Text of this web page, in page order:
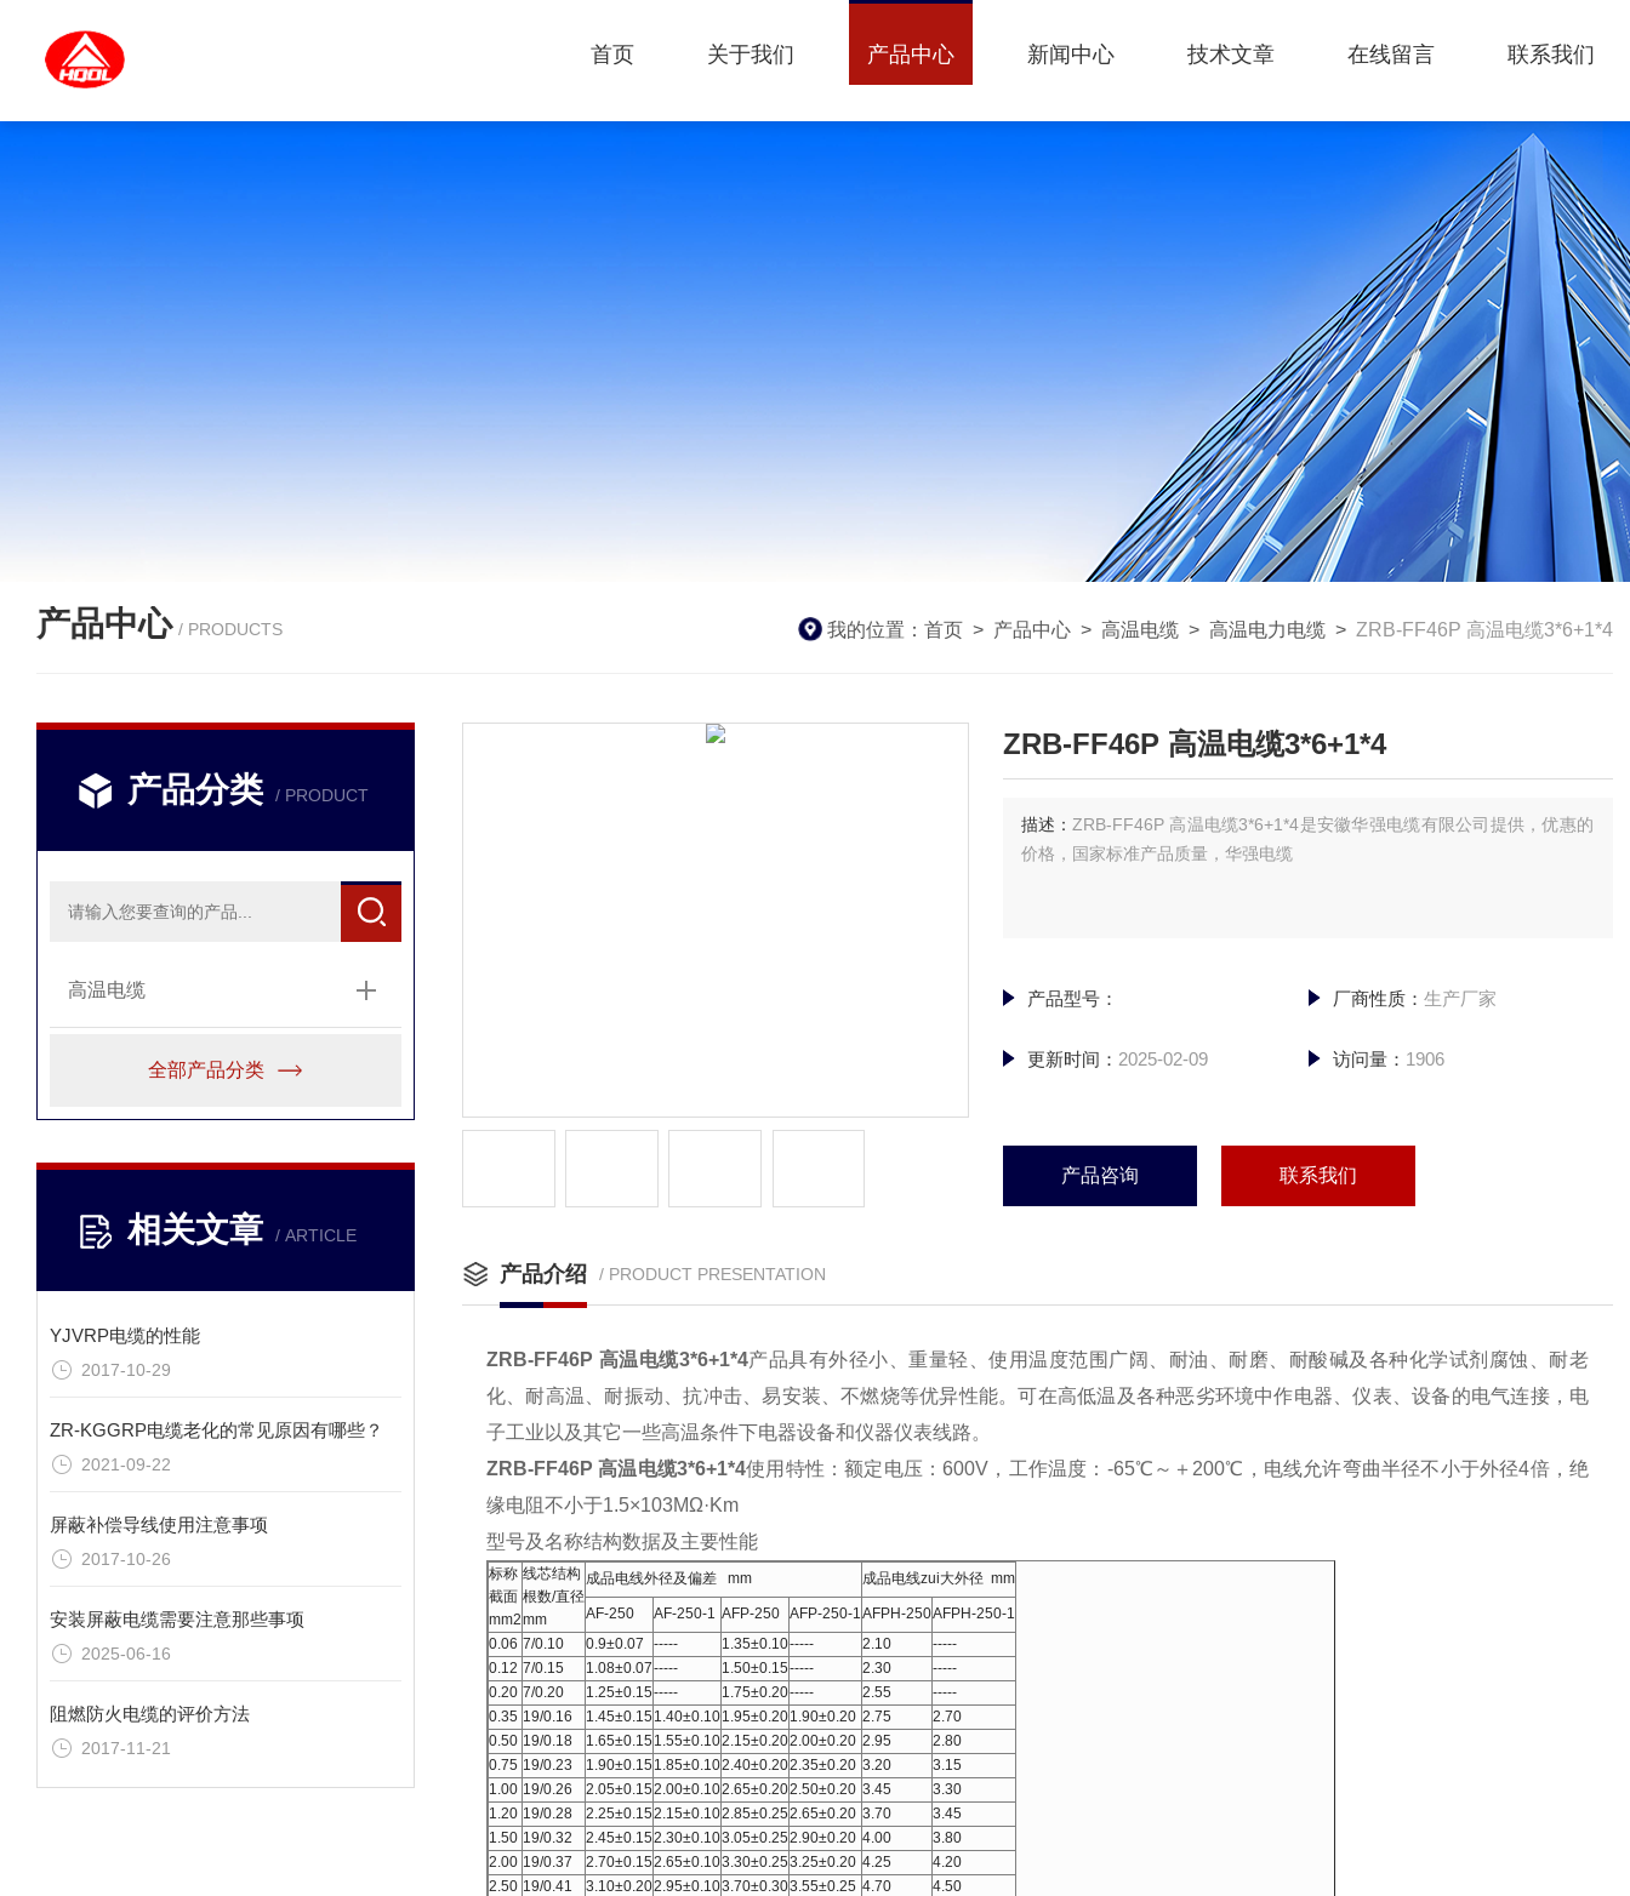
首页 关于我们 产品中心 新闻中心 技术文章 在线留言 联系我们
产品中心 / PRODUCTS 我的位置： 首页 > 产品中心 > 高温电缆 > 高温电力电缆 > ZRB-FF46P 高温电缆3*6+1*4
产品分类 / PRODUCT
高温电缆
全部产品分类
相关文章 / ARTICLE
YJVRP电缆的性能
2017-10-29
ZR-KGGRP电缆老化的常见原因有哪些？
2021-09-22
屏蔽补偿导线使用注意事项
2017-10-26
安装屏蔽电缆需要注意那些事项
2025-06-16
阻燃防火电缆的评价方法
2017-11-21
ZRB-FF46P 高温电缆3*6+1*4
描述： ZRB-FF46P 高温电缆3*6+1*4是安徽华强电缆有限公司提供，优惠的
价格，国家标准产品质量，华强电缆
产品型号： 厂商性质： 生产厂家
更新时间： 2025-02-09 访问量： 1906
产品咨询 联系我们
产品介绍 / PRODUCT PRESENTATION
ZRB-FF46P 高温电缆3*6+1*4产品具有外径小、重量轻、使用温度范围广阔、耐油、耐磨、耐酸碱及各种化学试剂腐蚀、耐老
化、耐高温、耐振动、抗冲击、易安装、不燃烧等优异性能。可在高低温及各种恶劣环境中作电器、仪表、设备的电气连接，电
子工业以及其它一些高温条件下电器设备和仪器仪表线路。
ZRB-FF46P 高温电缆3*6+1*4使用特性：额定电压：600V，工作温度：-65℃～＋200℃，电线允许弯曲半径不小于外径4倍，绝
缘电阻不小于1.5×103MΩ·Km
型号及名称结构数据及主要性能
标称
截面
mm2
线芯结构
根数/直径
mm
成品电线外径及偏差 mm 成品电线zui大外径 mm
AF-250 AF-250-1 AFP-250 AFP-250-1AFPH-250AFPH-250-1
0.06 7/0.10 0.9±0.07 ----- 1.35±0.10----- 2.10
-----
0.12 7/0.15 1.08±0.07----- 1.50±0.15----- 2.30
-----
0.20 7/0.20 1.25±0.15----- 1.75±0.20----- 2.55
-----
0.35 19/0.16 1.45±0.15 1.40±0.101.95±0.201.90±0.20 2.75
2.70
0.50 19/0.18 1.65±0.15 1.55±0.102.15±0.202.00±0.20 2.95
2.80
0.75 19/0.23 1.90±0.15 1.85±0.102.40±0.202.35±0.20 3.20
3.15
1.00 19/0.26 2.05±0.152.00±0.102.65±0.202.50±0.20 3.45
3.30
1.20 19/0.28 2.25±0.152.15±0.102.85±0.252.65±0.20 3.70
3.45
1.50 19/0.32 2.45±0.152.30±0.103.05±0.252.90±0.20 4.00
3.80
2.00 19/0.37 2.70±0.152.65±0.103.30±0.253.25±0.20 4.25
4.20
2.50 19/0.41 3.10±0.202.95±0.103.70±0.303.55±0.25 4.70
4.50